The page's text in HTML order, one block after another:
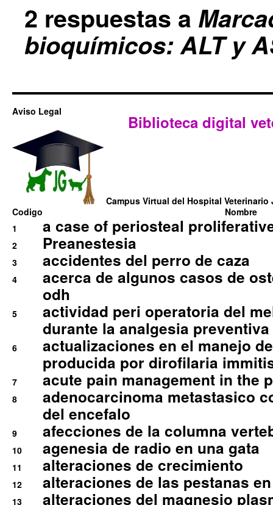
2 respuestas a
bioquímicos: ALT y
Aviso Legal
Biblioteca digital
Campus Virtual del Hospital Veterinario
Codigo
Nombre
1
a case of periosteal
2 Preanestesia
3 accidentes del perro de caza
4
acerca de algunos casos de
odh
5
actividad peri operatoria del
durante la analgesia
6
actualizaciones en el manejo
producida por dirofilaria
7 acute pain management in the
8
adenocarcinoma metastasico
del encefalo
9 afecciones de la columna
10 agenesia de radio en una gata
11 alteraciones de crecimiento
12 alteraciones de las pestanas
13 alteraciones del magnesio